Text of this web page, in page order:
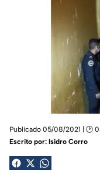
Publicado 05/08/2021 | 🕑
Escrito por: Isidro Corro